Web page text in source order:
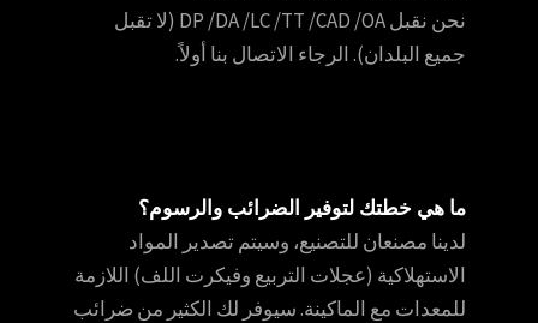
نحن نقبل DP /DA /LC /TT /CAD /OA (لا تقبل
جميع البلدان). الرجاء الاتصال بنا أولاً.
ما هي خطتك لتوفير الضرائب والرسوم؟
لدينا مصنعان للتصنيع، وسيتم تصدير المواد
الاستهلاكية (عجلات التربيع وفيكرت اللف) اللازمة
للمعدات مع الماكينة. سيوفر لك الكثير من ضرائب